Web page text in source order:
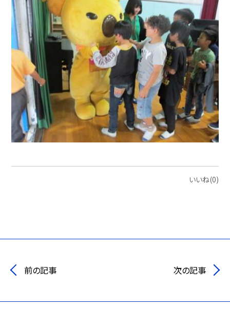
いいね(0)
前の記事 次の記事